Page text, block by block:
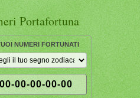
Portafortuna
NUMERI FORTUNATI
00-00-00-00-00